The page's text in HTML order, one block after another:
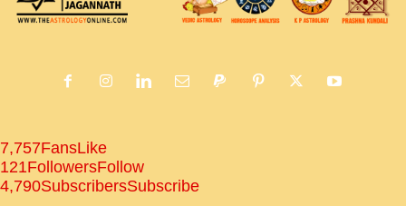
7,757FansLike
121FollowersFollow
4,790SubscribersSubscribe